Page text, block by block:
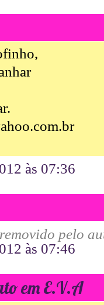
às 07:36
pelo
às 07:46
em E.V.A